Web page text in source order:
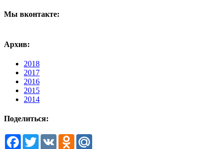
Мы вконтакте:
Архив:
2018
2017
2016
2015
2014
Поделиться:
Facebook
TwitterVK Odnoklassniki